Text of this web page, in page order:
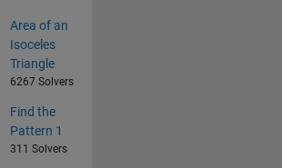
Area of an
Isoceles
Triangle
6267 Solvers
Find the
Pattern 1
311 Solvers